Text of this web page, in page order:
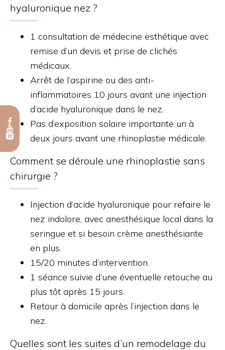
hyaluronique nez ?
1 consultation de médecine esthétique avec
remise d’un devis et prise de clichés
médicaux.
Arrêt de l’aspirine ou des anti-
inflammatoires 10 jours avant une injection
d’acide hyaluronique dans le nez.
Pas d’exposition solaire importante un à
deux jours avant une rhinoplastie médicale.
Comment se déroule une rhinoplastie sans
chirurgie ?
Injection d’acide hyaluronique pour refaire le
nez indolore, avec anesthésique local dans la
seringue et si besoin crème anesthésiante
en plus.
15/20 minutes d’intervention.
1 séance suivie d’une éventuelle retouche au
plus tôt après 15 jours.
Retour à domicile après l’injection dans le
nez.
Quelles sont les suites d’un remodelage du